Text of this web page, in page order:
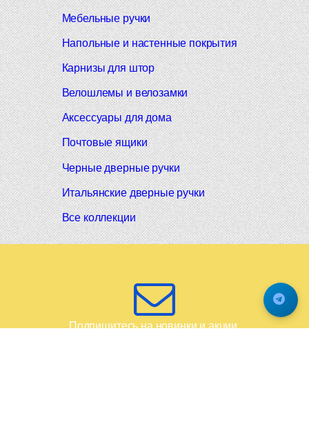
Мебельные ручки
Напольные и настенные покрытия
Карнизы для штор
Велошлемы и велозамки
Аксессуары для дома
Почтовые ящики
Черные дверные ручки
Итальянские дверные ручки
Все коллекции
Подпишитесь на новинки и акции.